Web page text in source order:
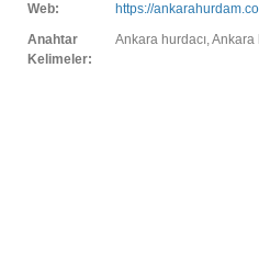
Web:
https://
Anahtar
Kelimeler:
Ankara hurdacı, Ankara